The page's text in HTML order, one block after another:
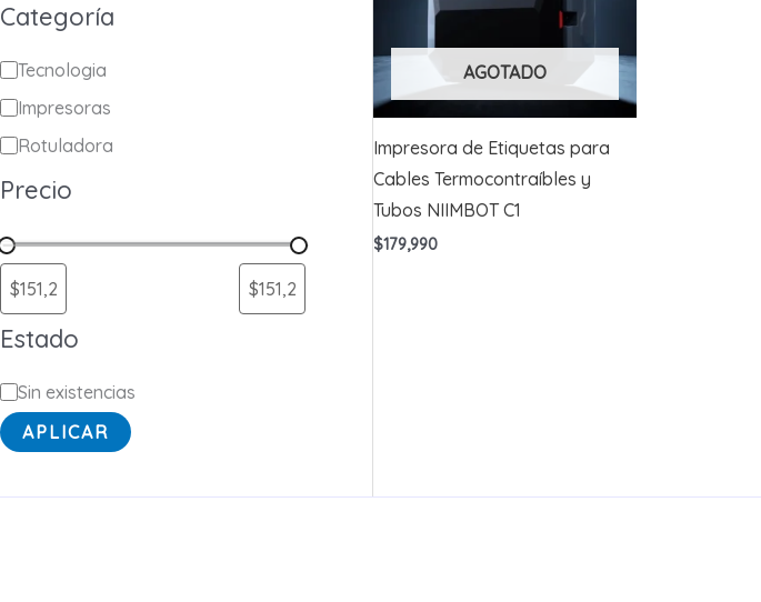
Categoría
C
a
t
e
o
í
a
Tecnologia
Impresoras
Rotuladora
Precio
Estado
E
s
a
Sin existencias
APLICAR
AGOTADO
Impresora de Etiquetas para
Cables Termocontraíbles y
Tubos NIIMBOT C1
$179,990